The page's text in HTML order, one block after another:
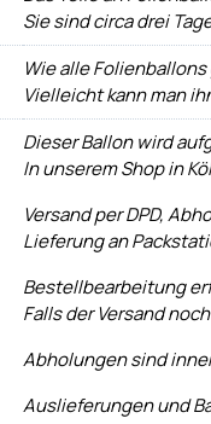
Sie sind circa drei
Wie alle
Vielleicht kann man
Dieser Ballon wird
In unserem Shop in
Versand per DPD,
Lieferung an
Bestellbearbeitung
Falls der Versand
Abholungen sind
Auslieferungen und